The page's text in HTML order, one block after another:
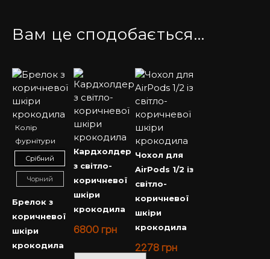
Вам це сподобається…
Колір
фурнітури
Срібний
Чорний
Брелок з
коричневої
шкіри
крокодила
Кардхолдер
з світло-
коричневої
шкіри
крокодила
6800 грн
Чохол для
AirPods 1/2 із
світло-
коричневої
шкіри
крокодила
2278 грн